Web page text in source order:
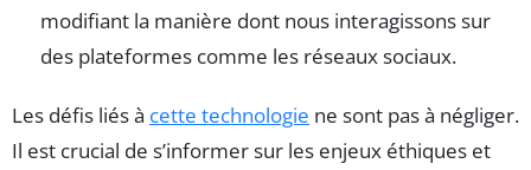
modifiant la manière dont nous interagissons sur
des plateformes comme les réseaux sociaux.
Les défis liés à cette technologie ne sont pas à négliger.
Il est crucial de s’informer sur les enjeux éthiques et